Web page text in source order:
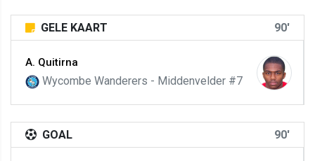
GELE KAART 90'
A. Quitirna
Wycombe Wanderers - Middenvelder #7
GOAL 90'